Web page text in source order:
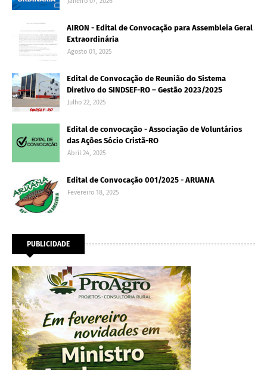
AIRON - Edital de Convocação para Assembleia Geral
Extraordinária
Agosto 01, 2025
Edital de Convocação de Reunião do Sistema
Diretivo do SINDSEF-RO – Gestão 2023/2025
Julho 22, 2025
Edital de convocação - Associação de Voluntários
das Ações Sócio Cristã-RO
Abril 24, 2025
Edital de Convocação 001/2025 - ARUANA
Fevereiro 18, 2025
PUBLICIDADE